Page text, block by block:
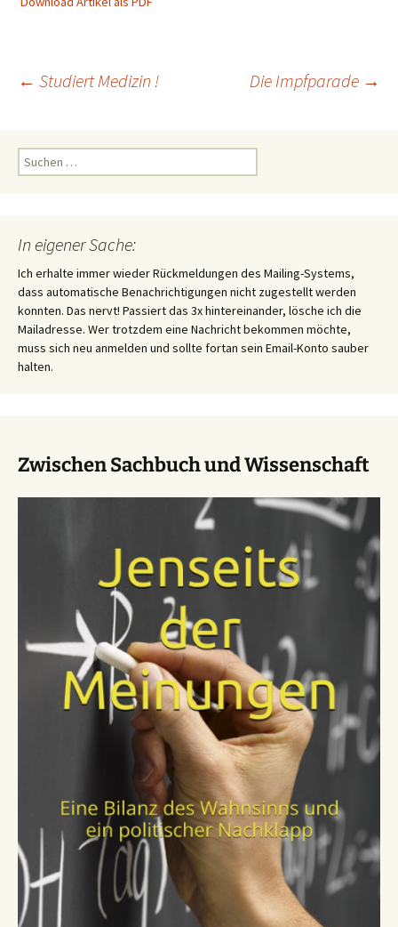
Beitragsnavigation
← Studiert Medizin ! Die Impfparade →
Suchen
nach:
In eigener Sache:
Ich erhalte immer wieder Rückmeldungen des Mailing-Systems,
dass automatische Benachrichtigungen nicht zugestellt werden
konnten. Das nervt! Passiert das 3x hintereinander, lösche ich die
Mailadresse. Wer trotzdem eine Nachricht bekommen möchte,
muss sich neu anmelden und sollte fortan sein Email-Konto sauber
halten.
Zwischen Sachbuch und Wissenschaft